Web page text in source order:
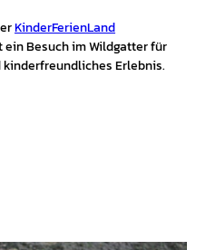
KinderFerienLand
Besuch im Wildgatter für
Erlebnis.